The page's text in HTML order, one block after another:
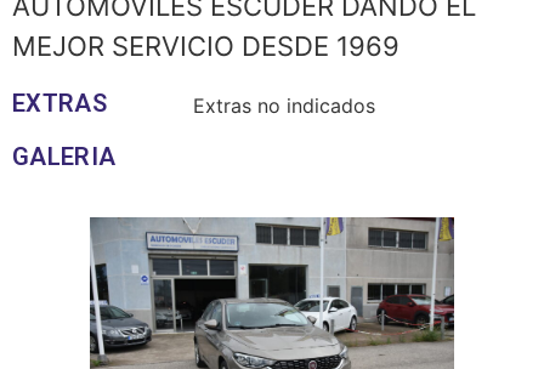
MEJOR SERVICIO DESDE 1969
EXTRAS Extras no indicados
GALERIA